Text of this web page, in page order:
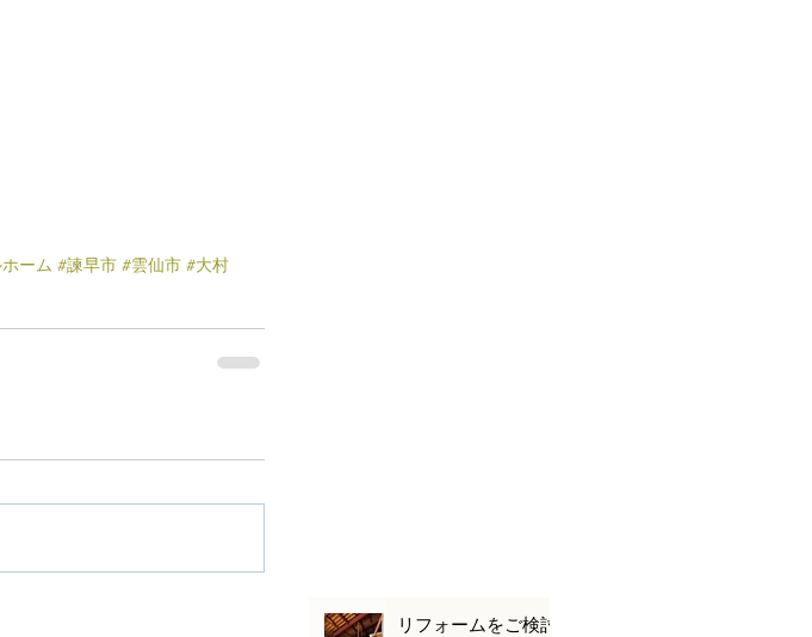
ーム #諫早市 #雲仙市 #大村
リフォームをご検討